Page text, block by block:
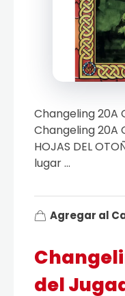
del
Changeling 20A
Changeling 20A
HOJAS DEL
lugar ...
Agregar al